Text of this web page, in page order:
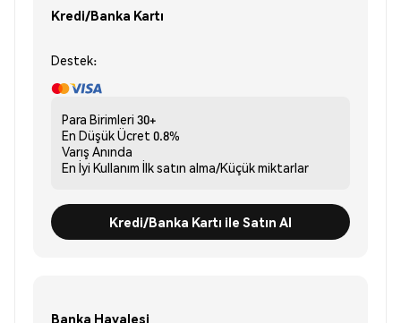
Kredi/Banka Kartı
Destek:
Para Birimleri 30+
En Düşük Ücret 0.8%
Varış Anında
En İyi Kullanım İlk satın alma/Küçük miktarlar
Kredi/Banka Kartı ile Satın Al
Banka Havalesi